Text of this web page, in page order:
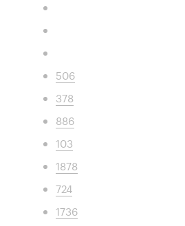
506
378
886
103
1878
724
1736